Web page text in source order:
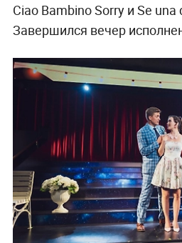
Ciao Bambino Sorry и Se una
Завершился вечер